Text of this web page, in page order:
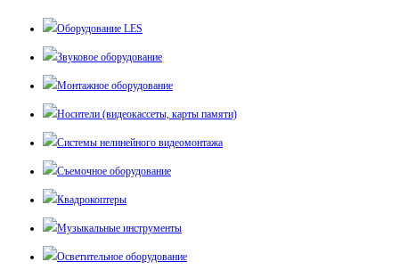
Оборудование LES
Звуковое оборудование
Монтажное оборудование
Носители (видеокассеты, карты памяти)
Системы нелинейного видеомонтажа
Съемочное оборудование
Квадрокоптеры
Музыкальные инструменты
Осветительное оборудование